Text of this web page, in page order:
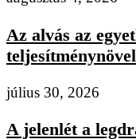
Az alvás az
július 30, 2026
A jelenlét a